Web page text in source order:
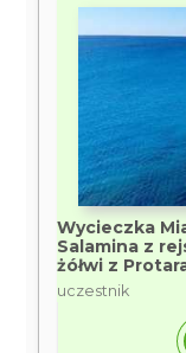
Wycieczka
Salamina z
żółwi z
uczestnik